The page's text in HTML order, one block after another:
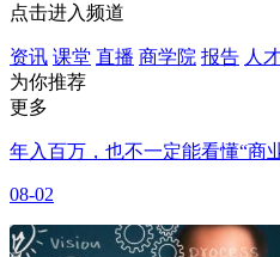
点击进入频道
资讯 课堂 直播 商学院 报告 人
为你推荐
更多
年入百万，也不一定能看懂“商
08-02